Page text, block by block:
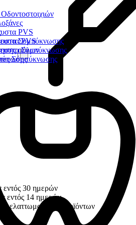
PVS
PVS
Συμπύκνωσης
Συμπύκνωσης
Σύμπύκνωσης
ούλων
30 ημερών
εντός 14 ημερών
ελαττωματικών προϊόντων